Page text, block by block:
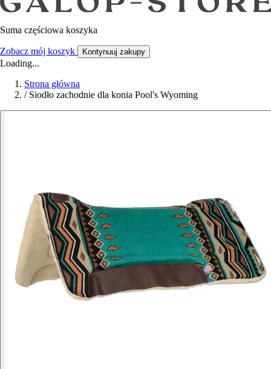
Suma częściowa koszyka
Zobacz mój koszyk Kontynuuj zakupy
Loading...
Strona główna
/ Siodło zachodnie dla konia Pool's Wyoming